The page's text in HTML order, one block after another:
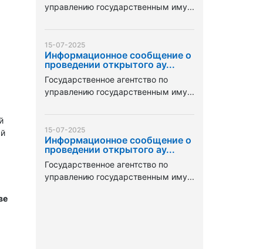
управлению государственным иму...
15-07-2025
Информационное сообщение о
проведении открытого ау...
Государственное агентство по
управлению государственным иму...
15-07-2025
Информационное сообщение о
проведении открытого ау...
Государственное агентство по
управлению государственным иму...